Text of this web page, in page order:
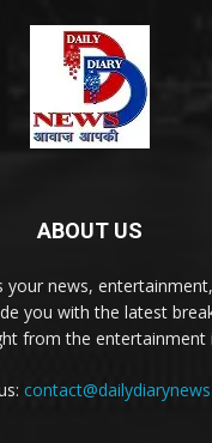
ABOUT US
your news,
you with the latest
from the entertainment